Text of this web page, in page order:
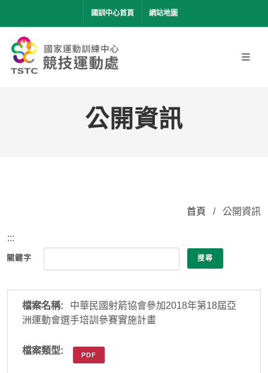
國訓中心首頁 網站地圖
公開資訊
首頁 / 公開資訊
:::
關鍵字
中華民國射箭協會參加2018年第18屆亞
洲運動會選手培訓參賽實施計畫
PDF